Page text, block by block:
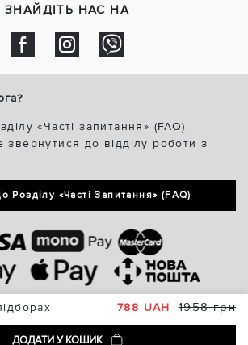
788 UAH 1958 грн
ДОДАТИ У КОШИК
ЗНАЙДІТЬ НАС НА
«Часті запитання» (FAQ).
до відділу роботи з
Розділу «Часті Запитання» (FAQ)